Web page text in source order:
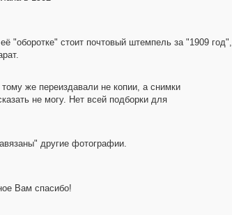
"оборотке" стоит почтовый штемпель за "1909 год",
же переиздавали не копии, а снимки
не могу. Нет всей подборки для
другие фотографии.
Вам спасибо!